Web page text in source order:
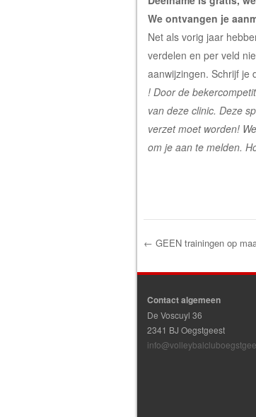
We ontvangen je
Net als vorig jaar
verdelen en per veld
aanwijzingen. Schrijf je
! Door de
van deze clinic. Deze
verzet moet worden!
om je aan te melden.
Post
← GEEN trainingen op
Contact algemeen
De Voscuyl 36
2341 BJ Oegstgeest